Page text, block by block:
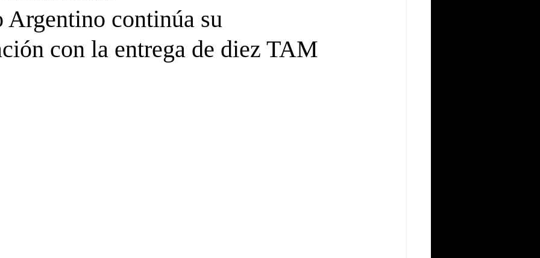
continúa su
con la entrega de diez TAM